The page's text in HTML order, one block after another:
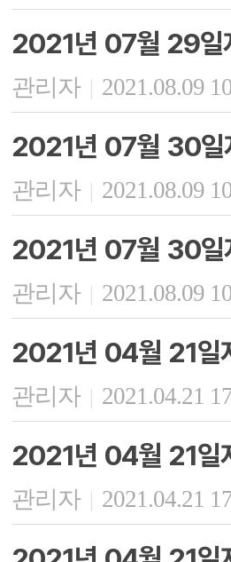
2021년 07월 29일
관리자 | 2021.08.09
2021년 07월 30일
관리자 | 2021.08.09
2021년 07월 30일
관리자 | 2021.08.09
2021년 04월 21일
관리자 | 2021.04.21
2021년 04월 21일
관리자 | 2021.04.21